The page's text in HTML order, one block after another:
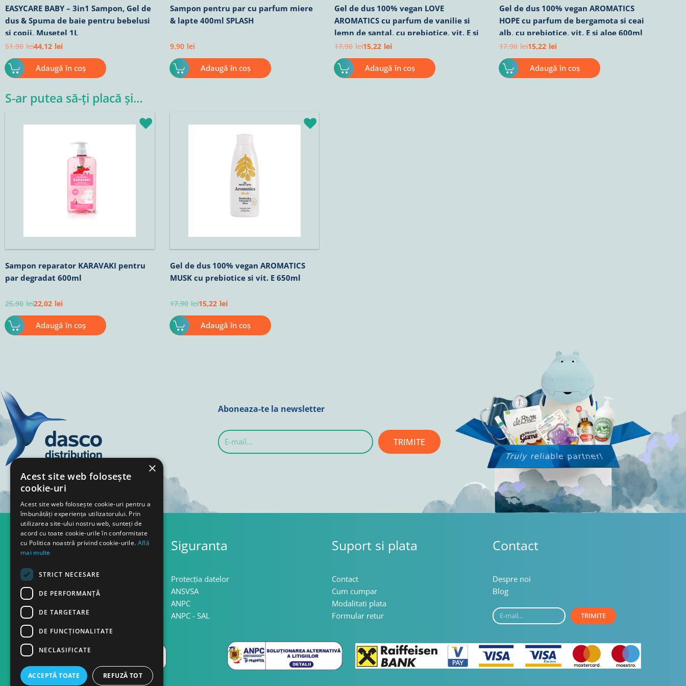
EASYCARE BABY – 3in1 Sampon, Gel de
dus & Spuma de baie pentru bebelusi
si copii, Musetel 1L
51,90 lei44,12 lei
Adaugă în coș
Sampon pentru par cu parfum miere
& lapte 400ml SPLASH
9,90 lei
Adaugă în coș
Gel de dus 100% vegan LOVE
AROMATICS cu parfum de vanilie si
lemn de santal, cu prebiotice, vit. E si
aloe 600ml
17,90 lei15,22 lei
Adaugă în coș
Gel de dus 100% vegan AROMATICS
HOPE cu parfum de bergamota si ceai
alb, cu prebiotice, vit. E si aloe 600ml
17,90 lei15,22 lei
Adaugă în coș
S-ar putea să-ți placă și…
Sampon reparator KARAVAKI pentru
par degradat 600ml
25,90 lei
inițial
22,02 lei
curent
22,02lei.
Adaugă în coș
Gel de dus 100% vegan AROMATICS
MUSK cu prebiotice si vit. E 650ml
17,90 lei
inițial
15,22 lei
curent
este:
Adaugă în coș
Aboneaza-te la newsletter
E-
mail...
TRIMITE
Asistenta
Termeni si conditii
Confidentialitate
Politica cookie
Politica retur
Siguranta
Protecția datelor
ANSVSA
ANPC
ANPC - SAL
Suport si plata
Contact
Cum cumpar
Modalitati plata
Formular retur
Contact
Despre noi
Blog
E-
mail...
TRIMITE
×
Acest site web folosește
cookie-uri
Acest site web folosește cookie-uri pentru a
îmbunătăți experiența utilizatorului. Prin
utilizarea site-ului nostru web, sunteți de
acord cu toate cookie-urile în conformitate
cu Politica noastră privind cookie-urile. Află
mai multe
STRICT NECESARE
DE PERFORMANȚĂ
DE TARGETARE
DE FUNCŢIONALITATE
NECLASIFICATE
ACCEPTĂ TOATE REFUZĂ TOT